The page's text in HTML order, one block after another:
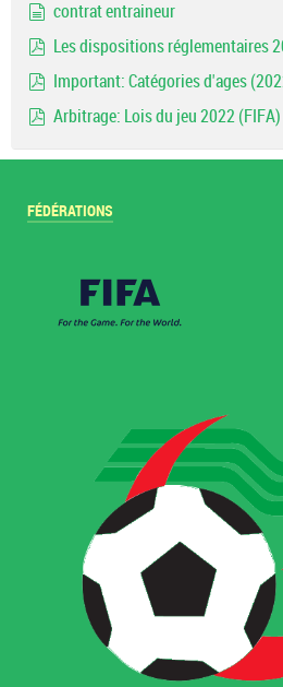
contrat entraineur
Les dispositions réglementaires
Important: Catégories d'ages
Arbitrage: Lois du jeu 2022 (FIFA)
FÉDÉRATIONS